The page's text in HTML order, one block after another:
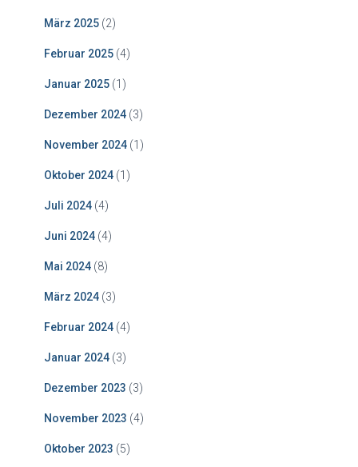
März 2025 (2)
Februar 2025 (4)
Januar 2025 (1)
Dezember 2024 (3)
November 2024 (1)
Oktober 2024 (1)
Juli 2024 (4)
Juni 2024 (4)
Mai 2024 (8)
März 2024 (3)
Februar 2024 (4)
Januar 2024 (3)
Dezember 2023 (3)
November 2023 (4)
Oktober 2023 (5)